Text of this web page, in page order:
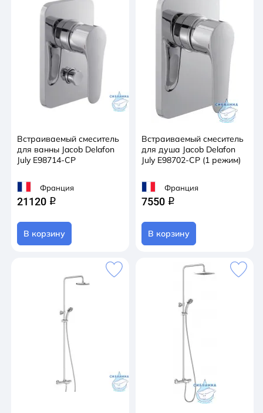
Встраиваемый смеситель
для ванны Jacob Delafon
July E98714-CP
Франция
21120 q
В корзину
Встраиваемый смеситель
для душа Jacob Delafon
July E98702-CP (1 режим)
Франция
7550 q
В корзину